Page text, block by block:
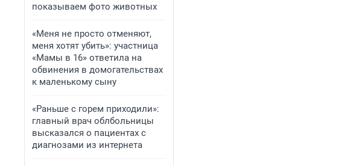
показываем фото животных
«Меня не просто отменяют,
меня хотят убить»: участница
«Мамы в 16» ответила на
обвинения в домогательствах
к маленькому сыну
«Раньше с горем приходили»:
главный врач облбольницы
высказался о пациентах с
диагнозами из интернета